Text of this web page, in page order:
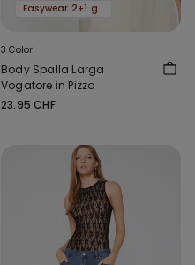
Easywear 2+1 gratis
3 Colori
Body Spalla Larga
Vogatore in Pizzo
23.95 CHF